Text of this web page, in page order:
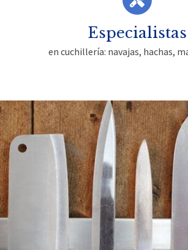
Especialistas
en cuchillería: navajas, hachas,